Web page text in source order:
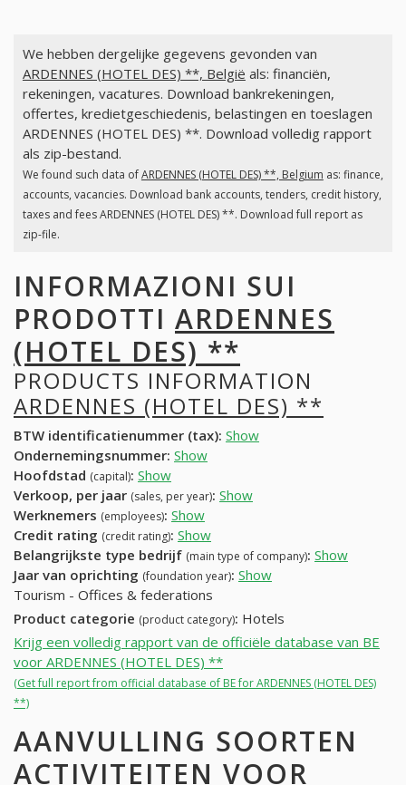
We hebben dergelijke gegevens gevonden van
ARDENNES (HOTEL DES) **, België als: financiën,
rekeningen, vacatures. Download bankrekeningen,
offertes, kredietgeschiedenis, belastingen en toeslagen
ARDENNES (HOTEL DES) **. Download volledig rapport
als zip-bestand.
We found such data ofARDENNES (HOTEL DES) **, Belgium as: finance,
accounts, vacancies. Download bank accounts, tenders, credit history,
taxes and fees ARDENNES (HOTEL DES) **. Download full report as
zip-file.
INFORMAZIONI SUI
PRODOTTI ARDENNES
(HOTEL DES) **
PRODUCTS INFORMATION
ARDENNES (HOTEL DES) **
BTW identificatienummer (tax): Show
Ondernemingsnummer: Show
Hoofdstad (capital): Show
Verkoop, per jaar (sales, per year): Show
Werknemers (employees): Show
Credit rating (credit rating): Show
Belangrijkste type bedrijf (main type of company): Show
Jaar van oprichting (foundation year): Show
Tourism - Offices & federations
Product categorie (product category): Hotels
Krijg een volledig rapport van de officiële database van BE
voor ARDENNES (HOTEL DES) **
(Get full report from official database of BE for ARDENNES (HOTEL DES)
**)
AANVULLING SOORTEN
ACTIVITEITEN VOOR